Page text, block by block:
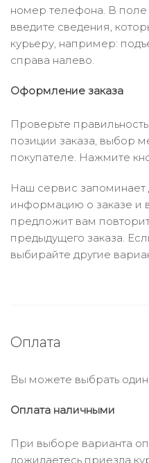
номер телефона. В поле
введите сведения,
курьеру, например:
справа налево.
Оформление заказа
Проверьте
позиции заказа, выбор
покупателе. Нажмите
Наш сервис запоминает
информацию о заказе и
предложит вам
предыдущего заказа.
выбирайте другие
Оплата
Вы можете выбрать
Оплата наличными
При выборе варианта
дожидаетесь приезда